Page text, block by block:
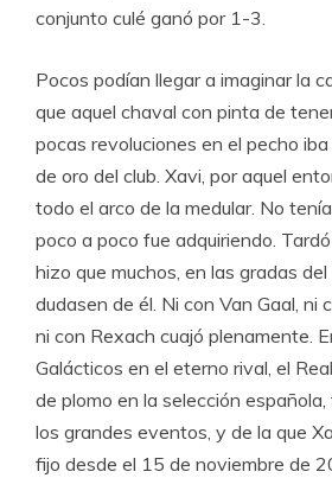
conjunto culé ganó por 1-3.
Pocos podían llegar a imaginar la
que aquel chaval con pinta de
pocas revoluciones en el pecho
de oro del club. Xavi, por aquel
todo el arco de la medular. No
poco a poco fue adquiriendo.
hizo que muchos, en las gradas del
dudasen de él. Ni con Van Gaal, ni
ni con Rexach cuajó plenamente.
Galácticos en el eterno rival, el
de plomo en la selección
los grandes eventos, y de la que
fijo desde el 15 de noviembre de